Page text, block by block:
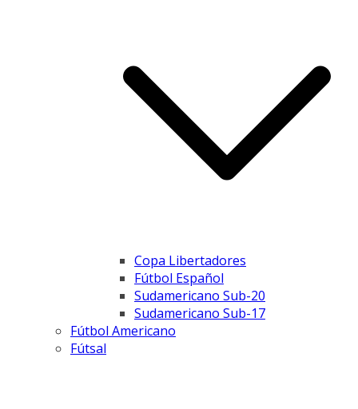
Copa Libertadores
Fútbol Español
Sudamericano Sub-20
Sudamericano Sub-17
Fútbol Americano
Fútsal